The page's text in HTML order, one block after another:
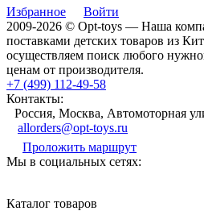
Избранное
Войти
2009-2026 © Opt-toys — Наша
поставками детских товаров из
осуществляем поиск любого
ценам от производителя.
+7 (499) 112-49-58
Контакты:
Россия, Москва, Автомоторная
allorders@opt-toys.ru
Проложить маршрут
Мы в социальных сетях:
Каталог товаров